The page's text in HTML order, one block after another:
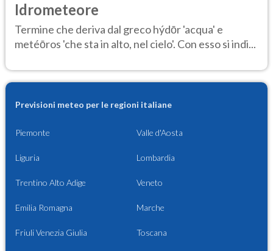
Idrometeore
Termine che deriva dal greco hýdōr 'acqua' e
metéōros 'che sta in alto, nel cielo'. Con esso si indi...
Previsioni meteo per le regioni italiane
Piemonte Valle d'Aosta
Liguria Lombardia
Trentino Alto Adige Veneto
Emilia Romagna Marche
Friuli Venezia Giulia Toscana